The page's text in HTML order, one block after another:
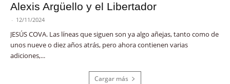
Alexis Argüello y el Libertador
- 12/11/2024
JESÚS COVA. Las líneas que siguen son ya algo añejas, tanto como de
unos nueve o diez años atrás, pero ahora contienen varias
adiciones,...
Cargar más